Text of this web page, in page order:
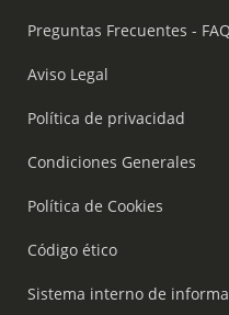
Preguntas Frecuentes - FAQ
Aviso Legal
Política de privacidad
Condiciones Generales
Política de Cookies
Código ético
Sistema interno de